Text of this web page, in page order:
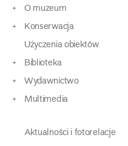
O muzeum
Konserwacja
Użyczenia obiektów
Biblioteka
Wydawnictwo
Multimedia
Aktualności i fotorelacje